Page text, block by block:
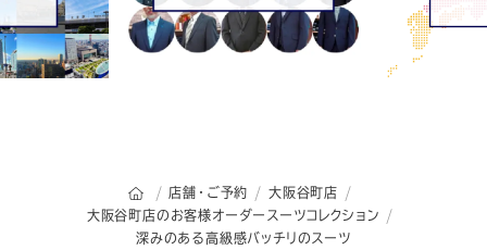
オーダースーツSADAのトップページ
店舗・ご予約
大阪谷町店
大阪谷町店のお客様オーダースーツコレクション
深みのある高級感バッチリのスーツ